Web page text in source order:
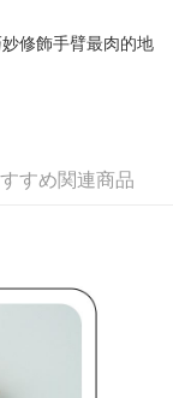
続の取引確認ページ
査が通過しない場
」に未通過の状況が
」といいます）によ
て商品やサービスを
の住所に配送されま
きます。アプリ会員
延長できる日数をも
取るまで支払い期限
があります（例：予
商品到着の有無に関
い。
修飾手臂最肉的地
すめ関連商品